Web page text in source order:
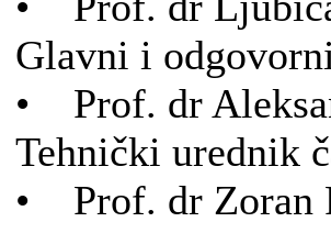
Glavni i
• Prof. dr
Tehnički urednik
• Prof. dr Zoran